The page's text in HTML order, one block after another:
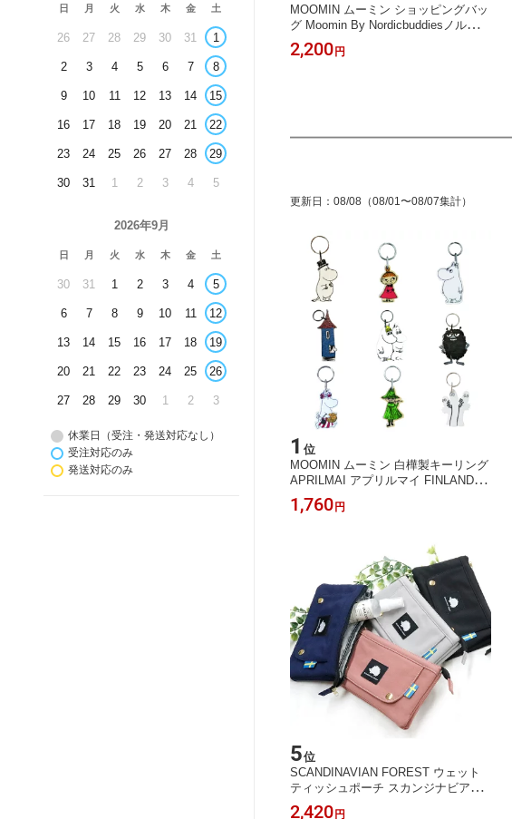
日 月 火 水 木 金 土
26 27 28 29 30 31 1
2 3 4 5 6 7 8
9 10 11 12 13 14 15
16 17 18 19 20 21 22
23 24 25 26 27 28 29
30 31 1 2 3 4 5
2026年9月
日 月 火 水 木 金 土
30 31 1 2 3 4 5
6 7 8 9 10 11 12
13 14 15 16 17 18 19
20 21 22 23 24 25 26
27 28 29 30 1 2 3
休業日（受注・発送対応なし）
受注対応のみ
発送対応のみ
MOOMIN ムーミン ショッピングバッ
グ Moomin By Nordicbuddiesノルディ
ックバディズ エコバッグ かわいい お
しゃれ 雑貨 北欧雑貨 プレゼント 誕
2,200 円
更新日 ： 08/08 （08/01〜08/07集計）
1 位
MOOMIN ムーミン 白樺製キーリング
APRILMAI アプリルマイ FINLAND キ
ーホルダー ムーミンパパ ムーミンマ
マ リトルミイ スナフキン ニョロニョ
ト 誕生日 母の日 父の日 クリスマス
1,760円
5位
SCANDINAVIAN FOREST ウェット
ティッシュポーチ スカンジナビアン
フォレスト ハリネズミ マスクケース
2,420円